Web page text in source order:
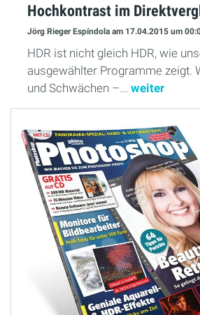
Hochkontrast im
Jörg Rieger Espíndola am 17.04.2015 um
HDR ist nicht gleich HDR, wie
ausgewählter Programme zeigt.
und Schwächen –... weiter